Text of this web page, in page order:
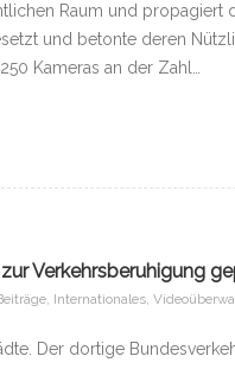
Raum und propagiert
und betonte deren
Kameras an der Zahl…
Verkehrsberuhigung
, Internationales,
Der dortige